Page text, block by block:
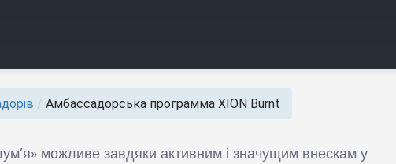
/ Амбассадорська программа XION Burnt
можливе завдяки активним і значущим внескам у